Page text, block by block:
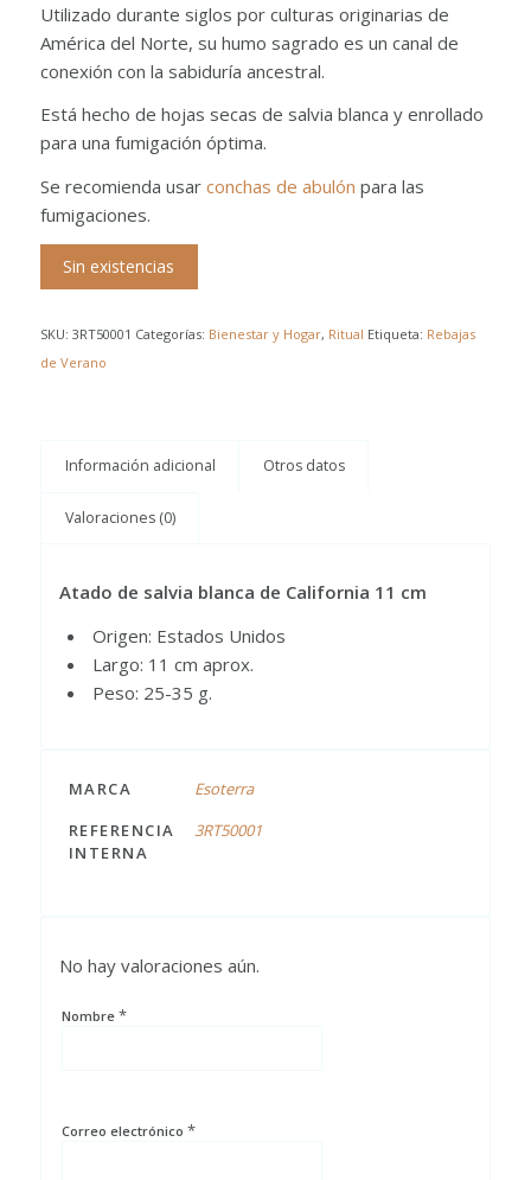
Utilizado durante siglos por culturas originarias de
América del Norte, su humo sagrado es un canal de
conexión con la sabiduría ancestral.
Está hecho de hojas secas de salvia blanca y enrollado
para una fumigación óptima.
Se recomienda usar conchas de abulón para las
fumigaciones.
Sin existencias
SKU: 3RT50001 Categorías: Bienestar y Hogar, Ritual Etiqueta: Rebajas
de Verano
Información adicional Otros datos
Valoraciones (0)
Atado de salvia blanca de California 11 cm
Origen: Estados Unidos
Largo: 11 cm aprox.
Peso: 25-35 g.
MARCA
Esoterra
REFERENCIA
INTERNA
3RT50001
No hay valoraciones aún.
Nombre *
Correo electrónico *